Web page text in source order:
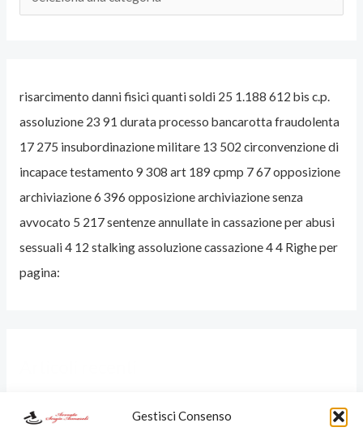
Gestisci Consenso
C
A
T
O
P
E
N
A
B
risarcimento danni fisici quanti soldi 25 1.188 612 bis c.p.
assoluzione 23 91 durata processo bancarotta fraudolenta
17 275 insubordinazione militare 13 502 circonvenzione di
incapace testamento 9 308 art 189 cpmp 7 67 opposizione
archiviazione 6 396 opposizione archiviazione senza
avvocato 5 217 sentenze annullate in cassazione per abusi
sessuali 4 12 stalking assoluzione cassazione 4 4 Righe per
pagina:
Radiazione Consulente Finanziario | Avvocato CONSOB